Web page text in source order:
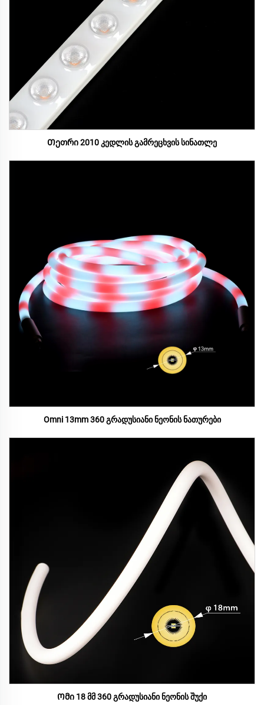
Თეთრი 2010 კედლის გამრეცხვის სინათლე
Omni 13mm 360 გრადუსიანი ნეონის ნათურები
Ომი 18 მმ 360 გრადუსიანი ნეონის შუქი